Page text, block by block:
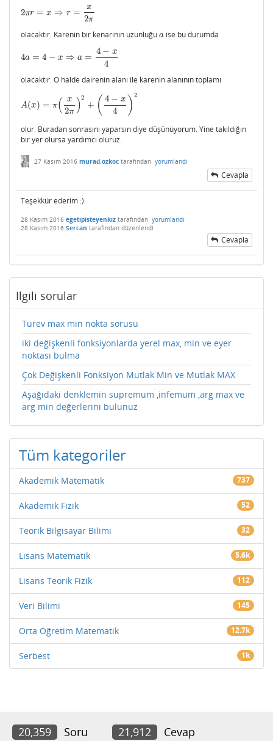
2πr = x ⇒ r =
x
2π
2π r= x⇒r =x 2π
olacaktır. Karenin bir kenarının uzunluğu a
a ise bu durumda
4a = 4 − x ⇒ a =
4 − x
4
4a=4− x⇒a =4−x 4
olacaktır. O halde dairenin alanı ile karenin alanının toplamı
A(x) = π( x
2π )2
+ ( 4 − x
4 ) 2
A(x)=π(x2π) +(4 − x4)2
olur. Buradan sonrasını yaparsın diye düşünüyorum. Yine takıldığın
bir yer olursa yardımcı oluruz.
27 Kasım 2016 murad.ozkoc tarafından yorumlandı
Cevapla
Teşekkür ederim :)
28 Kasım 2016 egetıpisteyenkız tarafından yorumlandı
28 Kasım 2016 Sercan tarafından düzenlendi
Cevapla
İlgili sorular
Türev max min nokta sorusu
iki değişkenli fonksiyonlarda yerel max, min ve eyer
noktası bulma
Çok Değişkenli Fonksiyon Mutlak Min ve Mutlak MAX
Aşağıdaki denklemin supremum ,infemum ,arg max ve
arg min değerlerini bulunuz
Tüm kategoriler
Akademik Matematik 737
Akademik Fizik 52
Teorik Bilgisayar Bilimi 32
Lisans Matematik 5.6k
Lisans Teorik Fizik 112
Veri Bilimi 145
Orta Öğretim Matematik 12.7k
Serbest 1k
20,359 Soru 21,912 Cevap